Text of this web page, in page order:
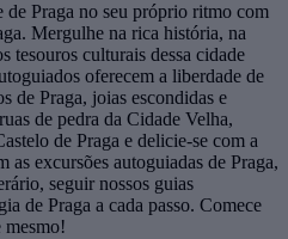
Praga no seu próprio ritmo com
Mergulhe na rica história, na
tesouros culturais dessa cidade
oferecem a liberdade de
de Praga, joias escondidas e
de pedra da Cidade Velha,
de Praga e delicie-se com a
excursões autoguiadas de Praga,
seguir nossos guias
de Praga a cada passo. Comece
mesmo!